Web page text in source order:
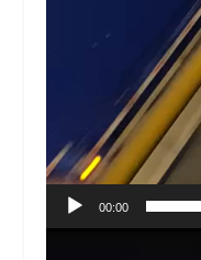
00:00